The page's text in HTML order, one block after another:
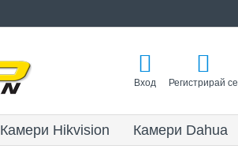
Вход Регистрирай се
Камери Hikvision Камери Dahua